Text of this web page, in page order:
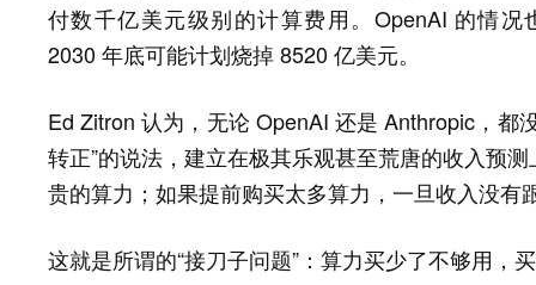
付数千亿美元级别的计算费用。OpenAI 的情
2030 年底可能计划烧掉 8520 亿美元。
Ed Zitron 认为，无论 OpenAI 还是 Anthropic，都
转正”的说法，建立在极其乐观甚至荒唐的收入预
贵的算力；如果提前购买太多算力，一旦收入没有
这就是所谓的“接刀子问题”：算力买少了不够用，